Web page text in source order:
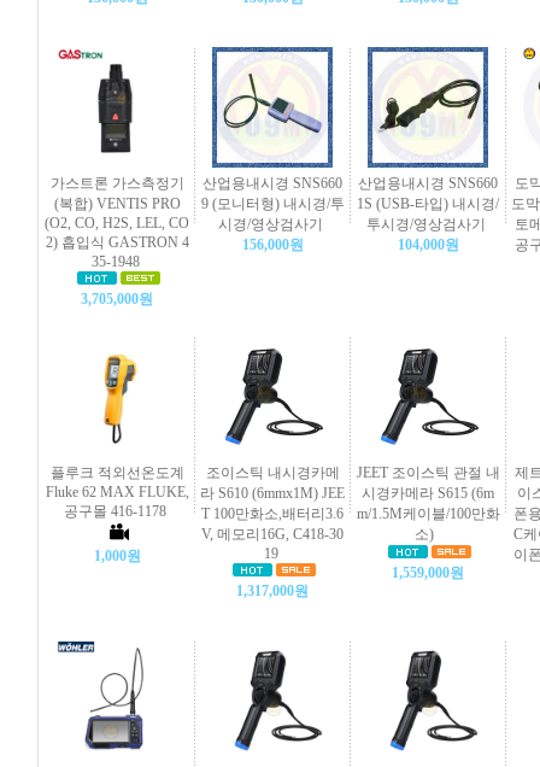
가스트론 가스측정기
(복합) VENTIS PRO
(O2, CO, H2S, LEL, CO
2) 흡입식 GASTRON 4
35-1948
3,705,000원
산업용내시경 SNS660
9 (모니터형) 내시경/투
시경/영상검사기
156,000원
산업용내시경 SNS660
1S (USB-타입) 내시경/
투시경/영상검사기
104,000원
도
도
토
공
플루크 적외선온도계
Fluke 62 MAX FLUKE,
공구몰 416-1178
1,000원
조이스틱 내시경카메
라 S610 (6mmx1M) JEE
T 100만화소,배터리3.6
V, 메모리16G, C418-30
19
1,317,000원
JEET 조이스틱 관절 내
시경카메라 S615 (6m
m/1.5M케이블/100만화
소)
1,559,000원
제
이
폰
C
이